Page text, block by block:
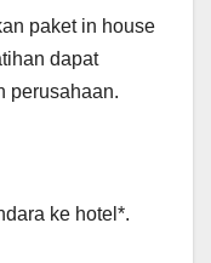
paket in house
dapat
perusahaan.
ke hotel*.